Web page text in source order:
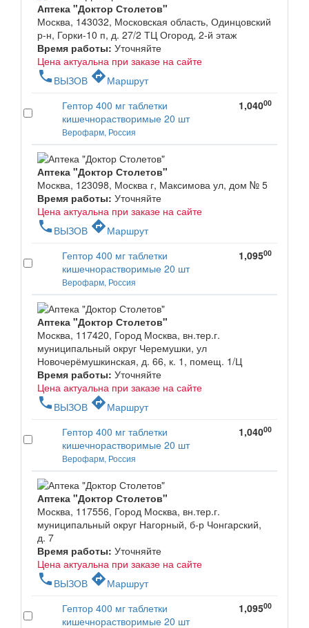
Аптека "Доктор Столетов"
Москва, 143032, Московская область, Одинцовский
р-н, Горки-10 п, д. 27/2 ТЦ Огород, 2-й этаж
Время работы: Уточняйте
Цена актуальна при заказе на сайте
phone ВЫЗОВ directionsМаршрут
Гептор 400 мг таблетки
кишечнорастворимые 20 шт
Верофарм, Россия
1,04000
Аптека "Доктор Столетов"
Москва, 123098, Москва г, Максимова ул, дом № 5
Время работы: Уточняйте
Цена актуальна при заказе на сайте
phone ВЫЗОВ directionsМаршрут
Гептор 400 мг таблетки
кишечнорастворимые 20 шт
Верофарм, Россия
1,09500
Аптека "Доктор Столетов"
Москва, 117420, Город Москва, вн.тер.г.
муниципальный округ Черемушки, ул
Новочерёмушкинская, д. 66, к. 1, помещ. 1/Ц
Время работы: Уточняйте
Цена актуальна при заказе на сайте
phone ВЫЗОВ directionsМаршрут
Гептор 400 мг таблетки
кишечнорастворимые 20 шт
Верофарм, Россия
1,04000
Аптека "Доктор Столетов"
Москва, 117556, Город Москва, вн.тер.г.
муниципальный округ Нагорный, б-р Чонгарский,
д. 7
Время работы: Уточняйте
Цена актуальна при заказе на сайте
phone ВЫЗОВ directionsМаршрут
Гептор 400 мг таблетки
кишечнорастворимые 20 шт
1,09500